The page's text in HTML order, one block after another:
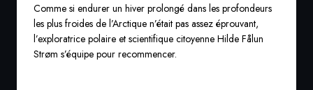
Comme si endurer un hiver prolongé dans les profondeurs
les plus froides de l’Arctique n’était pas assez éprouvant,
l’exploratrice polaire et scientifique citoyenne Hilde Fålun
Strøm s’équipe pour recommencer.